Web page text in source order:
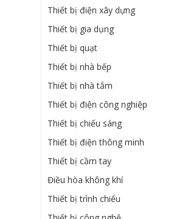
Thiết bị điện xây dựng
Thiết bị gia dụng
Thiết bị quạt
Thiết bị nhà bếp
Thiết bị nhà tắm
Thiết bị điện công nghiệp
Thiết bị chiếu sáng
Thiết bị điện thông minh
Thiết bị cầm tay
Điều hòa không khí
Thiết bị trình chiếu